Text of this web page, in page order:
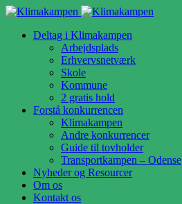
Deltag i Klimakampen
Arbejdsplads
Erhvervsnetværk
Skole
Kommune
2 gratis hold
Forstå konkurrencen
Klimakampen
Andre konkurrencer
Guide til tovholder
Transportkampen – Odense
Nyheder og Resourcer
Om os
Kontakt os